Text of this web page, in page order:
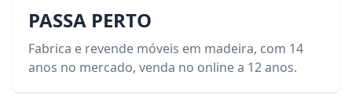
PASSA PERTO
Fabrica e revende móveis em madeira, com 14
anos no mercado, venda no online a 12 anos.